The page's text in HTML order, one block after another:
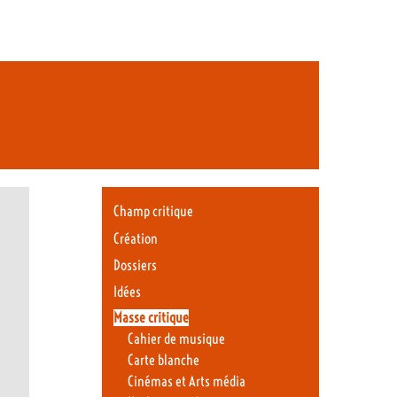
Champ critique
Création
Dossiers
Idées
Masse critique
Cahier de musique
Carte blanche
Cinémas et Arts média